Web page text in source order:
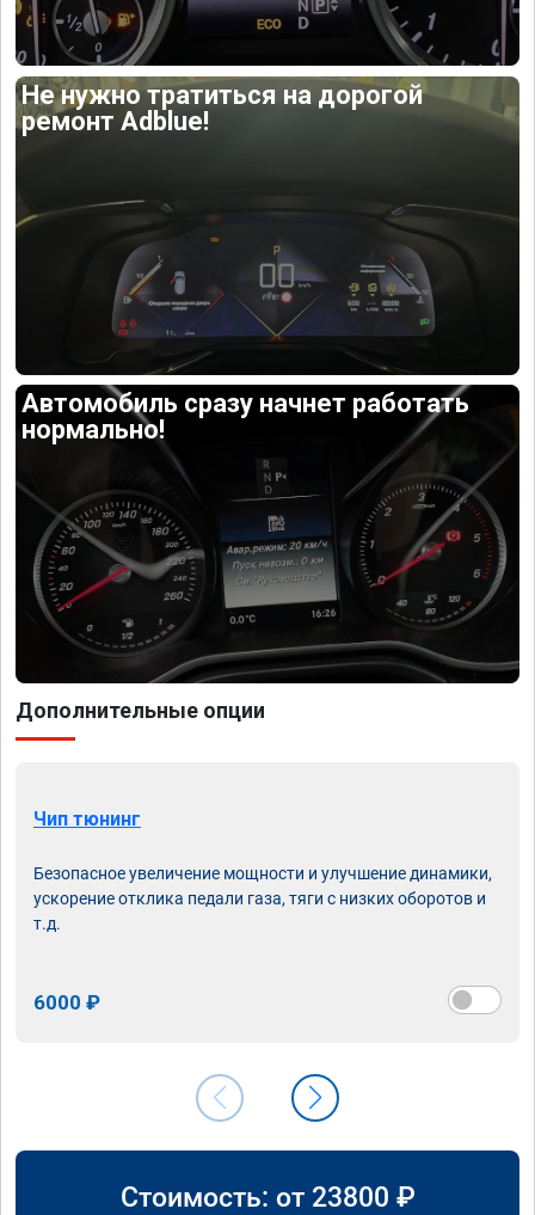
Не нужно тратиться на дорогой
ремонт Adblue!
Автомобиль сразу начнет работать
нормально!
Дополнительные опции
Чип тюнинг
Безопасное увеличение мощности и улучшение динамики,
ускорение отклика педали газа, тяги с низких оборотов и
т.д.
6000 ₽
Стоимость: от 23800 ₽